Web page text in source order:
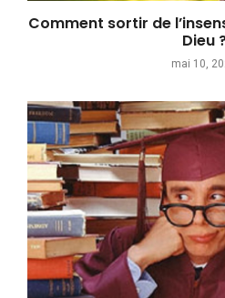
Comment sortir de
Dieu
mai 10,